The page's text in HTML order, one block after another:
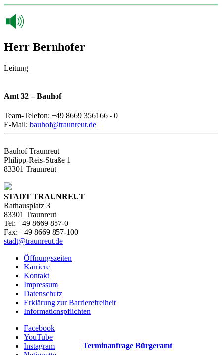
Herr Bernhofer
Leitung
Amt 32 – Bauhof
Team-Telefon: +49 8669 356166 - 0
E-Mail: bauhof@traunreut.de
Bauhof Traunreut
Philipp-Reis-Straße 1
83301 Traunreut
STADT TRAUNREUT
Rathausplatz 3
83301 Traunreut
Tel: +49 8669 857-0
Fax: +49 8669 857-100
stadt@traunreut.de
Öffnungszeiten
Karriere
Kontakt
Impressum
Datenschutz
Erklärung zur Barrierefreiheit
Informationspflichten
Facebook
YouTube
Instagram
Terminanfrage Bürgeramt